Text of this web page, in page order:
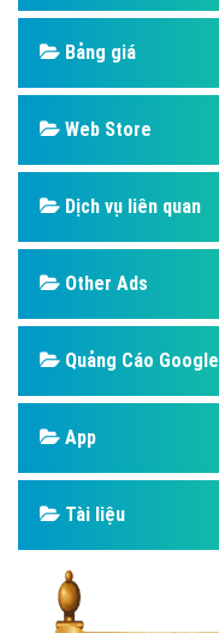
Bảng giá
Web Store
Dịch vụ liên quan
Other Ads
Quảng Cáo Google
App
Tài liệu